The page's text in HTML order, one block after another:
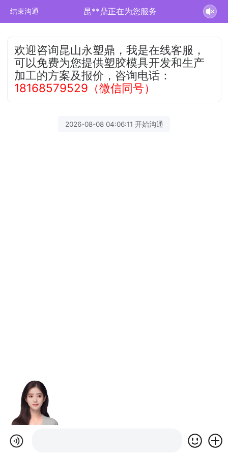
结束沟通 昆**鼎正在为您服务
欢迎咨询昆山永塑鼎，我是在线客服，
可以免费为您提供塑胶模具开发和生产
加工的方案及报价，咨询电话：
18168579529（微信同号）
2026-08-08 04:06:11 开始沟通